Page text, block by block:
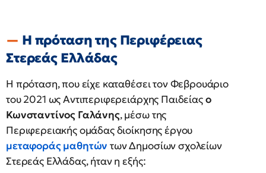
Η πρόταση της Περιφέρειας
Στερεάς Ελλάδας
Η πρόταση, που είχε καταθέσει τον Φεβρουάριο
του 2021 ως Αντιπεριφερειάρχης Παιδείαςο
Κωνσταντίνος Γαλάνης, μέσω της
Περιφερειακής ομάδας διοίκησης έργου
μεταφοράς μαθητών των Δημοσίων σχολείων
Στερεάς Ελλάδας, ήταν η εξής: